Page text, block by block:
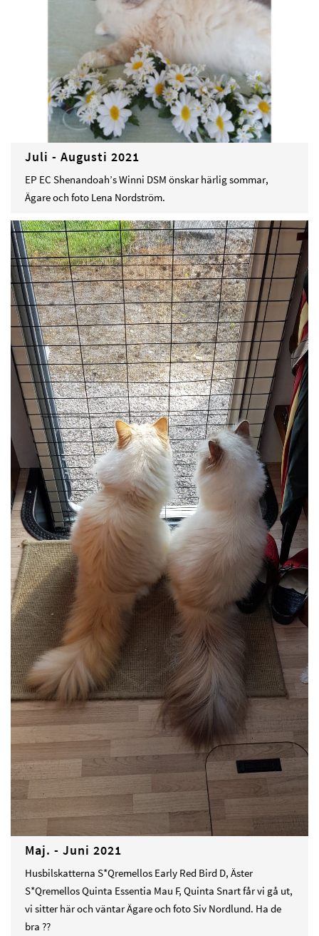
Juli - Augusti 2021
EP EC Shenandoah’s Winni DSM önskar härlig sommar,
Ägare och foto Lena Nordström.
Maj. - Juni 2021
Husbilskatterna S*Qremellos Early Red Bird D, Äster
S*Qremellos Quinta Essentia Mau F, Quinta Snart får vi gå ut,
vi sitter här och väntar Ägare och foto Siv Nordlund. Ha de
bra ??